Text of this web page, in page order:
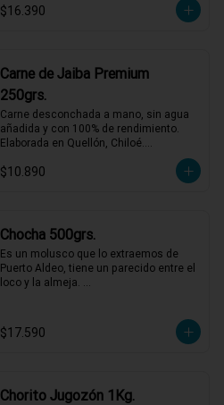
$16.390
Carne de Jaiba Premium
250grs.
Carne desconchada a mano, sin agua
añadida y con 100% de rendimiento.
Elaborada en Quellón, Chiloé.
palta rellena o canapés.
$10.890
Chocha 500grs.
Es un molusco que lo extraemos de
Puerto Aldeo, tiene un parecido entre el
loco y la almeja.
comerlo crudo en ceviches, tiraditos o
simplemente  aliñado con limón, aceite
$17.590
Chorito Jugozón 1Kg.